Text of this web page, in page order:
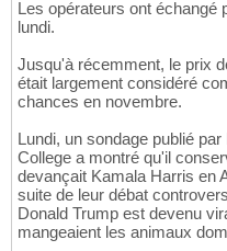
Les opérateurs ont échangé
lundi.
Jusqu'à récemment, le prix
était largement considéré
chances en novembre.
Lundi, un sondage publié
College a montré qu'il
devançait Kamala Harris en
suite de leur débat
Donald Trump est devenu
mangeaient les animaux